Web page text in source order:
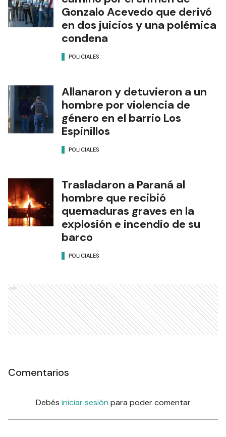
Crónicas del delito: el largo
camino por el crimen de
Gonzalo Acevedo que derivó
en dos juicios y una polémica
POLICIALES
Allanaron y detuvieron a un
hombre por violencia de
género en el barrio Los
POLICIALES
Trasladaron a Paraná al
hombre que recibió
quemaduras graves en la
explosión e incendio de su
POLICIALES
Ads
Comentarios